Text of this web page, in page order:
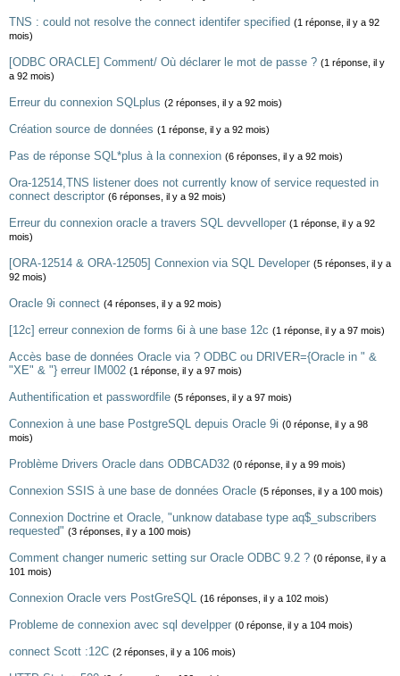
TNS : could not resolve the connect identifer specified (1 réponse, il y a 92
mois)
[ODBC ORACLE] Comment/ Où déclarer le mot de passe ? (1 réponse, il y
a 92 mois)
Erreur du connexion SQLplus (2 réponses, il y a 92 mois)
Création source de données (1 réponse, il y a 92 mois)
Pas de réponse SQL*plus à la connexion (6 réponses, il y a 92 mois)
Ora-12514,TNS listener does not currently know of service requested in
connect descriptor (6 réponses, il y a 92 mois)
Erreur du connexion oracle a travers SQL devvelloper (1 réponse, il y a 92
mois)
[ORA-12514 & ORA-12505] Connexion via SQL Developer (5 réponses, il y a
92 mois)
Oracle 9i connect (4 réponses, il y a 92 mois)
[12c] erreur connexion de forms 6i à une base 12c (1 réponse, il y a 97 mois)
Accès base de données Oracle via ? ODBC ou DRIVER={Oracle in " &
"XE" & "} erreur IM002 (1 réponse, il y a 97 mois)
Authentification et passwordfile (5 réponses, il y a 97 mois)
Connexion à une base PostgreSQL depuis Oracle 9i (0 réponse, il y a 98
mois)
Problème Drivers Oracle dans ODBCAD32 (0 réponse, il y a 99 mois)
Connexion SSIS à une base de données Oracle (5 réponses, il y a 100 mois)
Connexion Doctrine et Oracle, "unknow database type aq$_subscribers
requested" (3 réponses, il y a 100 mois)
Comment changer numeric setting sur Oracle ODBC 9.2 ? (0 réponse, il y a
101 mois)
Connexion Oracle vers PostGreSQL (16 réponses, il y a 102 mois)
Probleme de connexion avec sql develpper (0 réponse, il y a 104 mois)
connect Scott :12C (2 réponses, il y a 106 mois)